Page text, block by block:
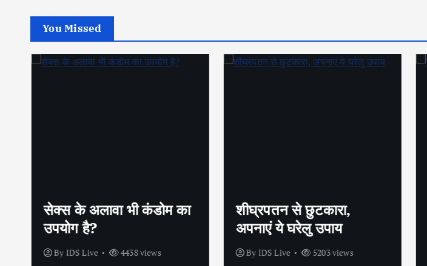
You Missed
सेक्स के अलावा भी कंडोम का
उपयोग है?
By IDS Live 4438 views
शीघ्रपतन से छुटकारा,
अपनाएं ये घरेलु उपाय
By IDS Live 5203 views